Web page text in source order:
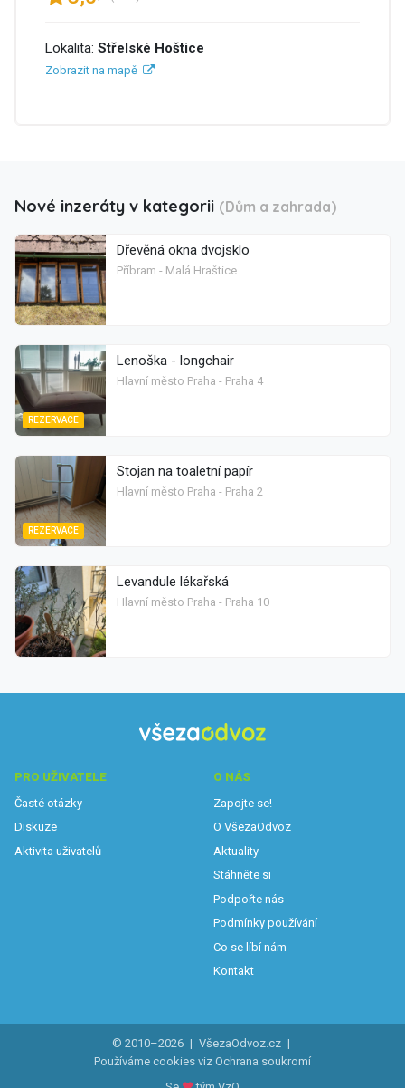
Lokalita: Střelské Hoštice
Zobrazit na mapě
Nové inzeráty v kategorii (Dům a zahrada)
Dřevěná okna dvojsklo
Příbram - Malá Hraštice
REZERVACE
Lenoška - longchair
Hlavní město Praha - Praha 4
REZERVACE
Stojan na toaletní papír
Hlavní město Praha - Praha 2
Levandule lékařská
Hlavní město Praha - Praha 10
PRO UŽIVATELE
Časté otázky
Diskuze
Aktivita uživatelů
O NÁS
Zapojte se!
O VšezaOdvoz
Aktuality
Stáhněte si
Podpořte nás
Podmínky používání
Co se líbí nám
Kontakt
© 2010–2026 | VšezaOdvoz.cz |
Používáme cookies viz Ochrana soukromí